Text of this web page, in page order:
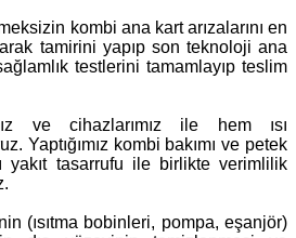
kombi ana kart arızalarını en
tamirini yapıp son teknoloji ana
testlerini tamamlayıp teslim
ve cihazlarımız ile hem ısı
Yaptığımız kombi bakımı ve petek
yakıt tasarrufu ile birlikte verimlilik
(ısıtma bobinleri, pompa, eşanjör)